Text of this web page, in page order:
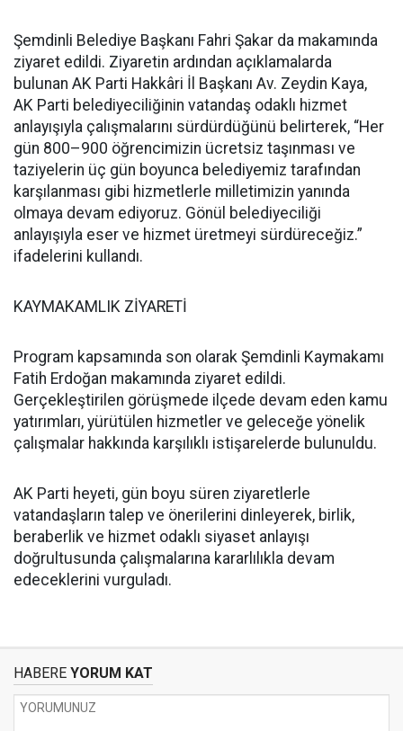
Şemdinli Belediye Başkanı Fahri Şakar da makamında
ziyaret edildi. Ziyaretin ardından açıklamalarda
bulunan AK Parti Hakkâri İl Başkanı Av. Zeydin Kaya,
AK Parti belediyeciliğinin vatandaş odaklı hizmet
anlayışıyla çalışmalarını sürdürdüğünü belirterek, “Her
gün 800–900 öğrencimizin ücretsiz taşınması ve
taziyelerin üç gün boyunca belediyemiz tarafından
karşılanması gibi hizmetlerle milletimizin yanında
olmaya devam ediyoruz. Gönül belediyeciliği
anlayışıyla eser ve hizmet üretmeyi sürdüreceğiz.”
ifadelerini kullandı.
KAYMAKAMLIK ZİYARETİ
Program kapsamında son olarak Şemdinli Kaymakamı
Fatih Erdoğan makamında ziyaret edildi.
Gerçekleştirilen görüşmede ilçede devam eden kamu
yatırımları, yürütülen hizmetler ve geleceğe yönelik
çalışmalar hakkında karşılıklı istişarelerde bulunuldu.
AK Parti heyeti, gün boyu süren ziyaretlerle
vatandaşların talep ve önerilerini dinleyerek, birlik,
beraberlik ve hizmet odaklı siyaset anlayışı
doğrultusunda çalışmalarına kararlılıkla devam
edeceklerini vurguladı.
HABERE YORUM KAT